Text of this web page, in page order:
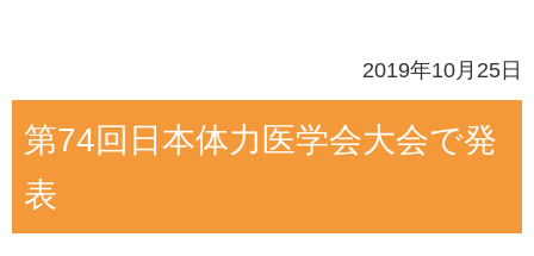
2019年10月25日
第74回日本体力医学会大会で発
表